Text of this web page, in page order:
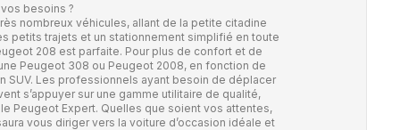
besoins ?
nombreux véhicules, allant de la petite citadine
petits trajets et un stationnement simplifié en toute
208 est parfaite. Pour plus de confort et de
Peugeot 308 ou Peugeot 2008, en fonction de
SUV. Les professionnels ayant besoin de déplacer
s’appuyer sur une gamme utilitaire de qualité,
Peugeot Expert. Quelles que soient vos attentes,
vous diriger vers la voiture d’occasion idéale et